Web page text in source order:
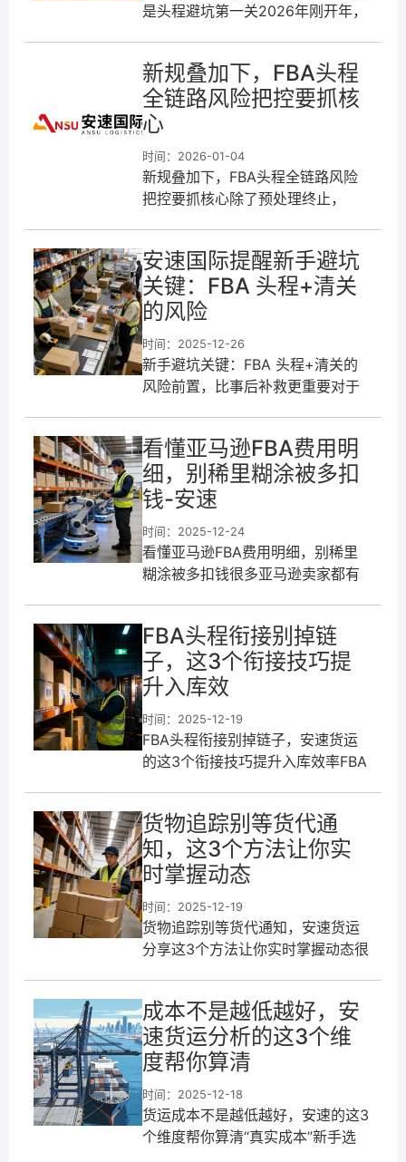
是头程避坑第一关2026年刚开年，
很多新手卖家没摸清规则就盲
新规叠加下，FBA头程
全链路风险把控要抓核
心
时间：2026-01-04
新规叠加下，FBA头程全链路风险
把控要抓核心除了预处理终止，
核、欧洲站的VAT与EORI号强制绑
安速国际提醒新手避坑
关键：FBA 头程+清关
的风险
时间：2025-12-26
新手避坑关键：FBA 头程+清关的
风险前置，比事后补救更重要对于
而是遇到突发状况手忙脚乱。很多
时
看懂亚马逊FBA费用明
细，别稀里糊涂被多扣
钱-安速
时间：2025-12-24
看懂亚马逊FBA费用明细，别稀里
糊涂被多扣钱很多亚马逊卖家都有
大多出在FBA费用上。不少人只知
道FB
​FBA头程衔接别掉链
子，这3个衔接技巧提
升入库效
时间：2025-12-19
FBA头程衔接别掉链子，安速货运
的这3个衔接技巧提升入库效率FBA
重要，比如备货时间和物流时效的
衔接
货物追踪别等货代通
知，这3个方法让你实
时掌握动态
时间：2025-12-19
货物追踪别等货代通知，安速货运
分享这3个方法让你实时掌握动态很
自己就一脸懵。等到发现货物延误
或者出
成本不是越低越好，安
速货运分析的这3个维
度帮你算清
时间：2025-12-18
货运成本不是越低越好，安速的这3
个维度帮你算清“真实成本”新手选